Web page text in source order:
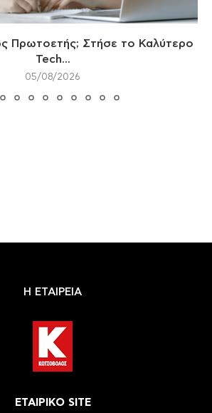
Πρωτοετής; Στήσε το Καλύτερο
Tech...
05/08/2026
Η ΕΤΑΙΡΕΙΑ
ΕΤΑΙΡΙΚΟ SITE